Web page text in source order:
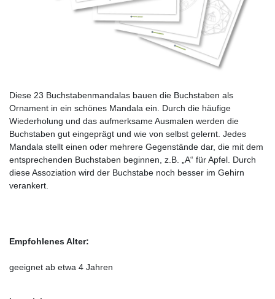
Diese 23 Buchstabenmandalas bauen die Buchstaben als
Ornament in ein schönes Mandala ein. Durch die häufige
Wiederholung und das aufmerksame Ausmalen werden die
Buchstaben gut eingeprägt und wie von selbst gelernt. Jedes
Mandala stellt einen oder mehrere Gegenstände dar, die mit dem
entsprechenden Buchstaben beginnen, z.B. „A“ für Apfel. Durch
diese Assoziation wird der Buchstabe noch besser im Gehirn
verankert.
Empfohlenes Alter:
geeignet ab etwa 4 Jahren